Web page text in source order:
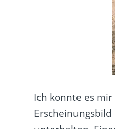
Ich konnte es